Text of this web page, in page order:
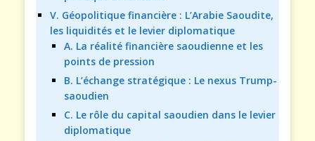
V. Géopolitique financière : L’Arabie Saoudite,
les liquidités et le levier diplomatique
A. La réalité financière saoudienne et les
points de pression
B. L’échange stratégique : Le nexus Trump-
saoudien
C. Le rôle du capital saoudien dans le levier
diplomatique